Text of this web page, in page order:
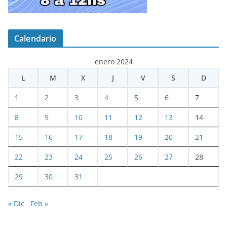
Calendario
enero 2024
L
M X J V S D
1 2 3 4 5 6 7
8 9 10 11 12 13 14
15 16 17 18 19 20 21
22 23 24 25 26 27 28
29 30 31
« Dic Feb »